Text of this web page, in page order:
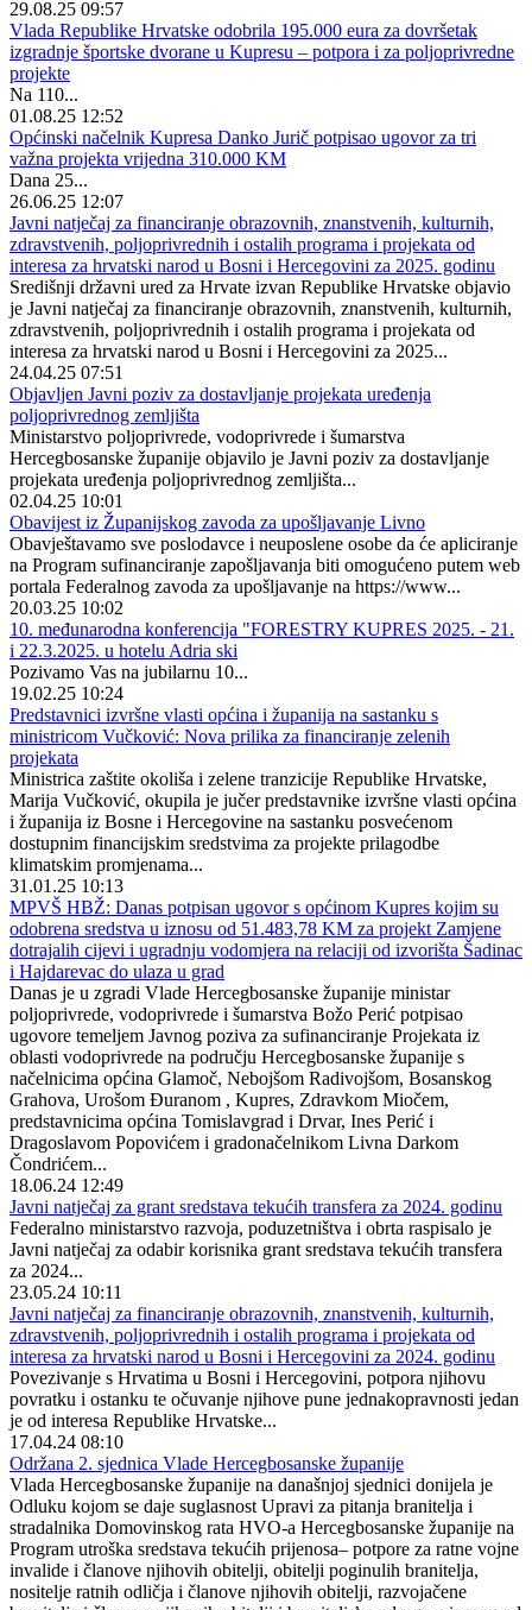
29.08.25 09:57
Vlada Republike Hrvatske odobrila 195.000 eura za dovršetak
izgradnje športske dvorane u Kupresu – potpora i za poljoprivredne
projekte
Na 110...
01.08.25 12:52
Općinski načelnik Kupresa Danko Jurič potpisao ugovor za tri
važna projekta vrijedna 310.000 KM
Dana 25...
26.06.25 12:07
Javni natječaj za financiranje obrazovnih, znanstvenih, kulturnih,
zdravstvenih, poljoprivrednih i ostalih programa i projekata od
interesa za hrvatski narod u Bosni i Hercegovini za 2025. godinu
Središnji državni ured za Hrvate izvan Republike Hrvatske objavio
je Javni natječaj za financiranje obrazovnih, znanstvenih, kulturnih,
zdravstvenih, poljoprivrednih i ostalih programa i projekata od
interesa za hrvatski narod u Bosni i Hercegovini za 2025...
24.04.25 07:51
Objavljen Javni poziv za dostavljanje projekata uređenja
poljoprivrednog zemljišta
Ministarstvo poljoprivrede, vodoprivrede i šumarstva
Hercegbosanske županije objavilo je Javni poziv za dostavljanje
projekata uređenja poljoprivrednog zemljišta...
02.04.25 10:01
Obavijest iz Županijskog zavoda za upošljavanje Livno
Obavještavamo sve poslodavce i neuposlene osobe da će apliciranje
na Program sufinanciranje zapošljavanja biti omogućeno putem web
portala Federalnog zavoda za upošljavanje na https://www...
20.03.25 10:02
10. međunarodna konferencija "FORESTRY KUPRES 2025. - 21.
i 22.3.2025. u hotelu Adria ski
Pozivamo Vas na jubilarnu 10...
19.02.25 10:24
Predstavnici izvršne vlasti općina i županija na sastanku s
ministricom Vučković: Nova prilika za financiranje zelenih
projekata
Ministrica zaštite okoliša i zelene tranzicije Republike Hrvatske,
Marija Vučković, okupila je jučer predstavnike izvršne vlasti općina
i županija iz Bosne i Hercegovine na sastanku posvećenom
dostupnim financijskim sredstvima za projekte prilagodbe
klimatskim promjenama...
31.01.25 10:13
MPVŠ HBŽ: Danas potpisan ugovor s općinom Kupres kojim su
odobrena sredstva u iznosu od 51.483,78 KM za projekt Zamjene
dotrajalih cijevi i ugradnju vodomjera na relaciji od izvorišta Šadinac
i Hajdarevac do ulaza u grad
Danas je u zgradi Vlade Hercegbosanske županije ministar
poljoprivrede, vodoprivrede i šumarstva Božo Perić potpisao
ugovore temeljem Javnog poziva za sufinanciranje Projekata iz
oblasti vodoprivrede na području Hercegbosanske županije s
načelnicima općina Glamoč, Nebojšom Radivojšom, Bosanskog
Grahova, Urošom Đuranom , Kupres, Zdravkom Miočem,
predstavnicima općina Tomislavgrad i Drvar, Ines Perić i
Dragoslavom Popovićem i gradonačelnikom Livna Darkom
Čondrićem...
18.06.24 12:49
Javni natječaj za grant sredstava tekućih transfera za 2024. godinu
Federalno ministarstvo razvoja, poduzetništva i obrta raspisalo je
Javni natječaj za odabir korisnika grant sredstava tekućih transfera
za 2024...
23.05.24 10:11
Javni natječaj za financiranje obrazovnih, znanstvenih, kulturnih,
zdravstvenih, poljoprivrednih i ostalih programa i projekata od
interesa za hrvatski narod u Bosni i Hercegovini za 2024. godinu
Povezivanje s Hrvatima u Bosni i Hercegovini, potpora njihovu
povratku i ostanku te očuvanje njihove pune jednakopravnosti jedan
je od interesa Republike Hrvatske...
17.04.24 08:10
Održana 2. sjednica Vlade Hercegbosanske županije
Vlada Hercegbosanske županije na današnjoj sjednici donijela je
Odluku kojom se daje suglasnost Upravi za pitanja branitelja i
stradalnika Domovinskog rata HVO-a Hercegbosanske županije na
Program utroška sredstava tekućih prijenosa– potpore za ratne vojne
invalide i članove njihovih obitelji, obitelji poginulih branitelja,
nositelje ratnih odličja i članove njihovih obitelji, razvojačene